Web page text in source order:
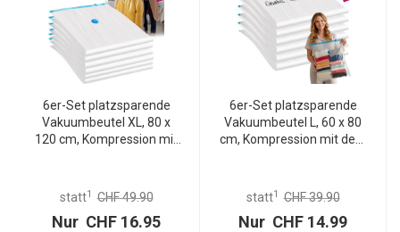
6er-Set platzsparende
Vakuumbeutel XL, 80 x
120 cm, Kompression mit
Kleiderbeutel ohne Staub
statt1 CHF 49.90
Nur CHF 16.95
6er-Set platzsparende
Vakuumbeutel L, 60 x 80
cm, Kompression mit dem
Saisonkleidung,
statt1 CHF 39.90
Nur CHF 14.99